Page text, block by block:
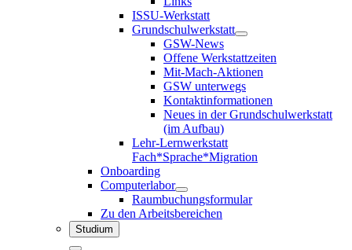
ISSU-Werkstatt
Grundschulwerkstatt
GSW-News
Offene Werkstattzeiten
Mit-Mach-Aktionen
GSW unterwegs
Kontaktinformationen
Neues in der Grundschulwerkstatt
(im Aufbau)
Lehr-Lernwerkstatt
Fach*Sprache*Migration
Onboarding
Computerlabor
Raumbuchungsformular
Zu den Arbeitsbereichen
Studium